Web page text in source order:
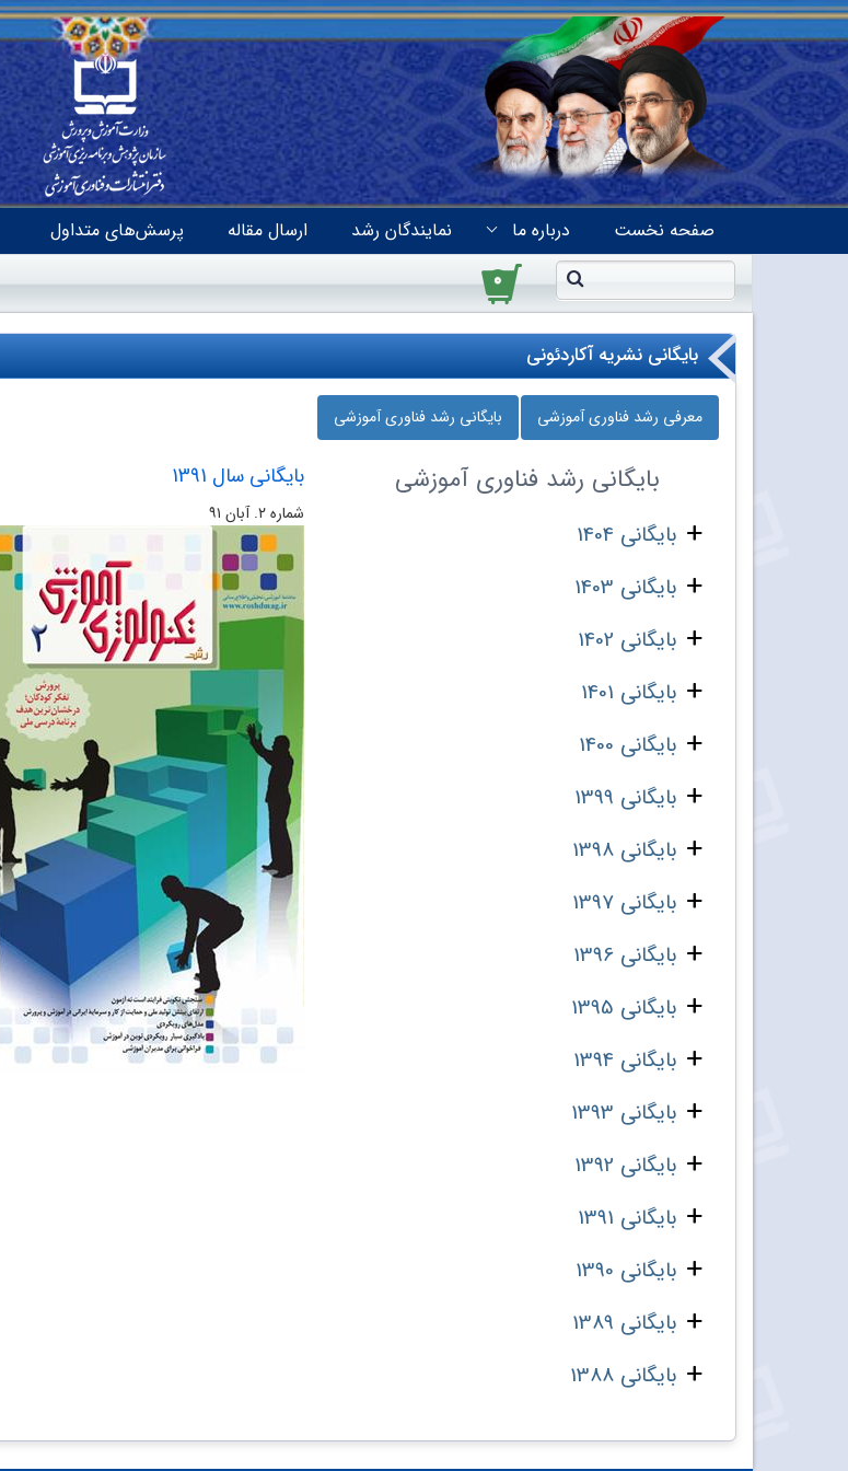
صفحه نخست درباره ما نمایندگان رشد ارسال مقاله پرسش‌های متداول
۰
بایگانی نشریه آکاردئونی
معرفی رشد فناوری آموزشی بایگانی رشد فناوری آموزشی
بایگانی رشد فناوری آموزشی
بایگانی 1404
بایگانی 1403
بایگانی 1402
بایگانی 1401
بایگانی 1400
بایگانی 1399
بایگانی 1398
بایگانی 1397
بایگانی 1396
بایگانی 1395
بایگانی 1394
بایگانی 1393
بایگانی 1392
بایگانی 1391
بایگانی 1390
بایگانی 1389
بایگانی 1388
بایگانی سال 1391
شماره‌ ۲. آبان ۹۱